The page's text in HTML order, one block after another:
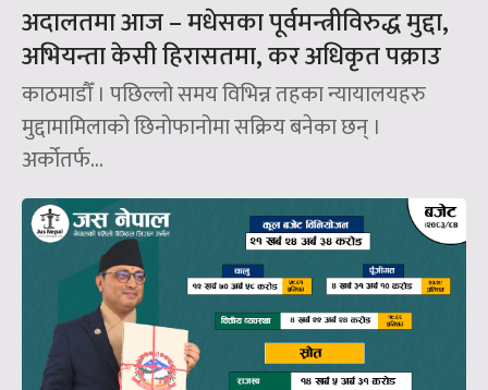
अदालतमा आज – मधेसका पूर्वमन्त्रीविरुद्ध मुद्दा,
अभियन्ता केसी हिरासतमा, कर अधिकृत पक्राउ
काठमाडौँ । पछिल्लो समय विभिन्न तहका न्यायालयहरु
मुद्दामामिलाको छिनोफानोमा सक्रिय बनेका छन् ।
अर्कोतर्फ...